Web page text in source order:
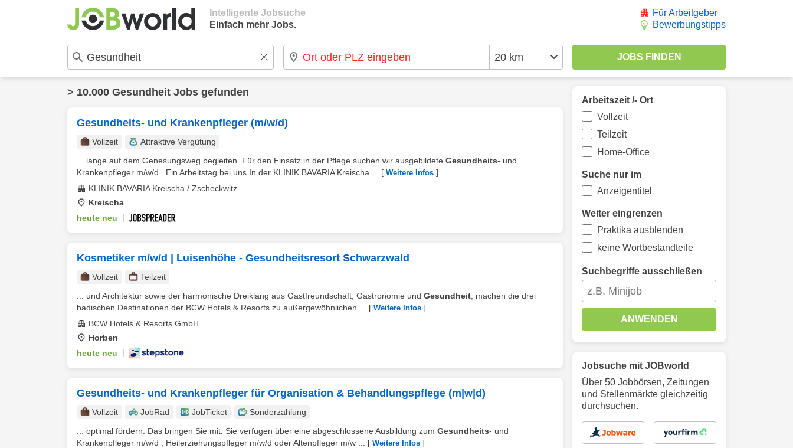
Intelligente Jobsuche
Einfach mehr Jobs.
Für Arbeitgeber
Bewerbungstipps
> 10.000 Gesundheit Jobs gefunden
Gesundheits- und Krankenpfleger (m/w/d)
Vollzeit
Attraktive Vergütung
... lange auf dem Genesungsweg begleiten. Für den Einsatz in der Pflege suchen wir ausgebildete Gesundheits- und
Krankenpfleger m/w/d . Ein Arbeitstag bei uns In der KLINIK BAVARIA Kreischa ...
[ Weitere Infos ]
KLINIK BAVARIA Kreischa / Zscheckwitz
Kreischa
heute neu
Kosmetiker m/w/d | Luisenhöhe - Gesundheitsresort Schwarzwald
Vollzeit
Teilzeit
... und Architektur sowie der harmonische Dreiklang aus Gastfreundschaft, Gastronomie und Gesundheit , machen die drei
badischen Destinationen der BCW Hotels & Resorts zu außergewöhnlichen ...
[ Weitere Infos ]
BCW Hotels & Resorts GmbH
Horben
heute neu
Gesundheits- und Krankenpfleger für Organisation & Behandlungspflege (m|w|d)
Vollzeit JobRad JobTicket
Sonderzahlung
... optimal fördern. Das bringen Sie mit: Sie verfügen über eine abgeschlossene Ausbildung zum Gesundheits- und
Krankenpfleger m/w/d , Heilerziehungspfleger m/w/d oder Altenpfleger m/w ...
[ Weitere Infos ]
Arbeitszeit /- Ort
Vollzeit
Teilzeit
Home-Office
Suche nur im
Anzeigentitel
Weiter eingrenzen
Praktika ausblenden
keine Wortbestandteile
Suchbegriffe ausschließen
ANWENDEN
Jobsuche mit JOBworld
Über 50 Jobbörsen, Zeitungen
und Stellenmärkte gleichzeitig
durchsuchen.